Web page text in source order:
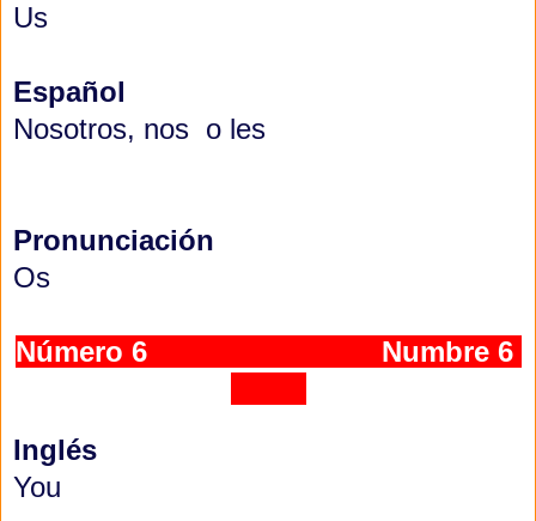
Us
Español
Nosotros, nos o les
Pronunciación
Os
Número 6 Numbre 6
Inglés
You